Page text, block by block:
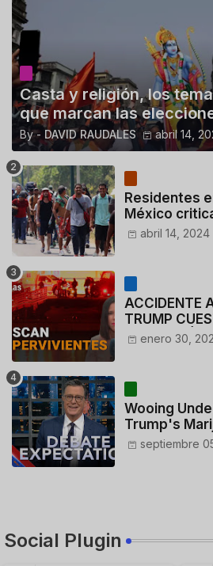
Casta y religión, los
que marcan las
By - DAVID RAUDALES abril 14,
Residentes
México
110 dólares
deportados
abril 14, 2024
ACCIDENTE
TRUMP
ACTUACIÓN
enero 30,
Wooing
Trump's
Porn Expert
septiembre
Social Plugin